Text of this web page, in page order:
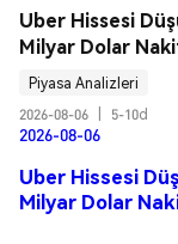
Uber Hissesi
Milyar Dolar
Piyasa Analizleri
2026-08-06
5-10d
2026-08-06
Uber Hissesi
Milyar Dolar